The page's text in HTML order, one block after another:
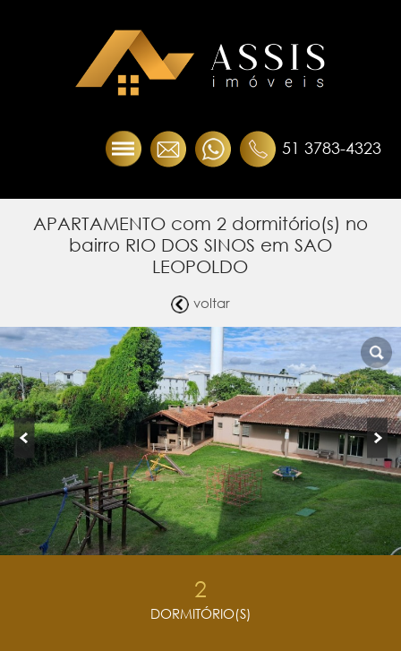
51 3783-4323
APARTAMENTO com 2 dormitório(s) no
bairro RIO DOS SINOS em SAO
LEOPOLDO
voltar
2
DORMITÓRIO(S)